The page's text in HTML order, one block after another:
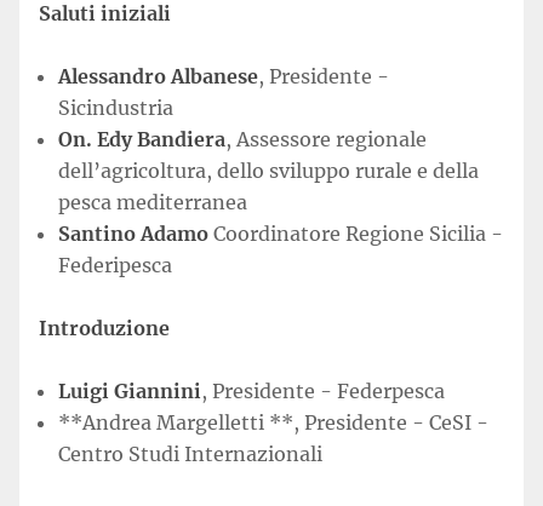
Saluti iniziali
Alessandro Albanese, Presidente -
Sicindustria
On. Edy Bandiera, Assessore regionale
dell’agricoltura, dello sviluppo rurale e della
pesca mediterranea
Santino Adamo Coordinatore Regione Sicilia -
Federipesca
Introduzione
Luigi Giannini, Presidente - Federpesca
**Andrea Margelletti **, Presidente - CeSI -
Centro Studi Internazionali